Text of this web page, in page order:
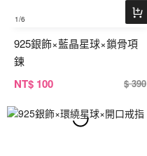
1/6
925銀飾×藍晶星球×鎖骨項
鍊
NT$ 100 $ 390